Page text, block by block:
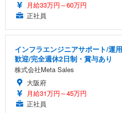
月給33万円～60万円
正社員
インフラエンジニアサポート/運
歓迎/完全週休2日制・賞与あり
株式会社Meta Sales
大阪府
月給31万円～45万円
正社員